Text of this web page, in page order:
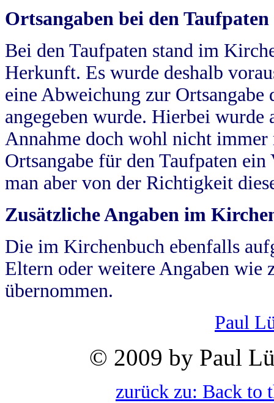
Ortsangaben bei den Taufpaten
Bei den Taufpaten stand im
Herkunft. Es wurde deshalb
eine Abweichung zur
angegeben wurde. Hierbei wurde
Annahme doch wohl nicht
Ortsangabe für den Taufpaten
man aber von der Richtigkeit
Zusätzliche Angaben im
Die im Kirchenbuch ebenfalls
Eltern oder weitere Angaben wie
übernommen.
Paul
© 2009 by Paul
zurück zu: Back to